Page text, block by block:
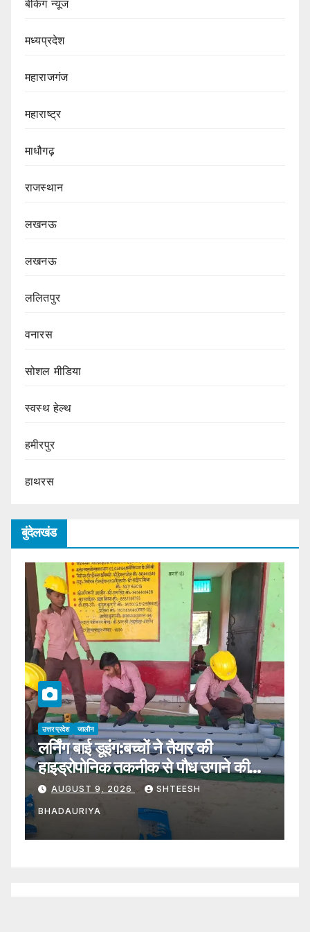
बेकिंग न्यूज
मध्यप्रदेश
महाराजगंज
महाराष्ट्र
माधौगढ़
राजस्थान
लखनऊ
लखनऊ
ललितपुर
वनारस
सोशल मीडिया
स्वस्थ हेल्थ
हमीरपुर
हाथरस
बुंदेलखंड
उत्तर प्रदेश जालौन
लर्निंग बाई डूइंग:बच्चों ने तैयार की
हाइड्रोपोनिक तकनीक से पौध उगाने की
संरचना – Learning By Doing:
Children Built A Structure
To Grow Plants Using
Hydroponic Technology
AUGUST 9, 2026 SHTEESH
BHADAURIYA